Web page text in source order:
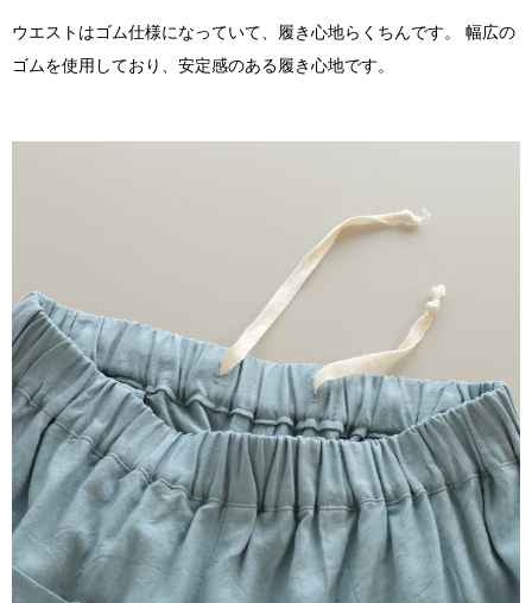
ウエストはゴム仕様になっていて、履き心地らくちんです。 幅広の
ゴムを使用しており、安定感のある履き心地です。